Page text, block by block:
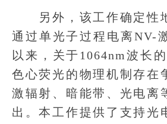
另外，该工作确定性
通过单光子过程电离NV-
以来，关于1064nm波长
色心荧光的物理机制存在
激辐射、暗能带、光电离
出。本工作提供了支持光